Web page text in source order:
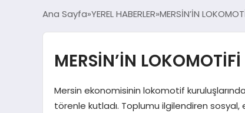
Ana Sayfa YEREL HABERLER MERSİN’İN
MERSİN’İN
Mersin ekonomisinin lokomotif
törenle kutladı. Toplumu ilgilendiren